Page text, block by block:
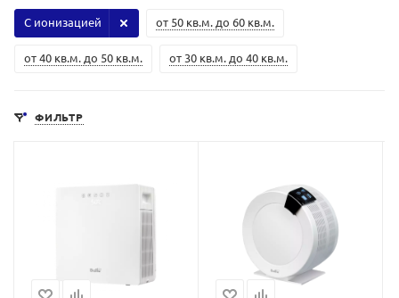
от 50 кв.м. до 60 кв.м.
от 40 кв.м. до 50 кв.м. от 30 кв.м. до 40 кв.м.
С ионизацией
ФИЛЬТР